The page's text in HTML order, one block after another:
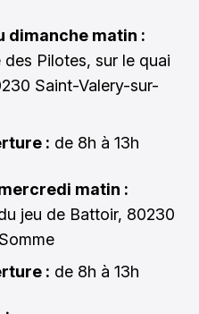
dimanche matin :
des Pilotes, sur le quai
Saint-Valery-sur-
: de 8h à 13h
matin :
jeu de Battoir, 80230
: de 8h à 13h